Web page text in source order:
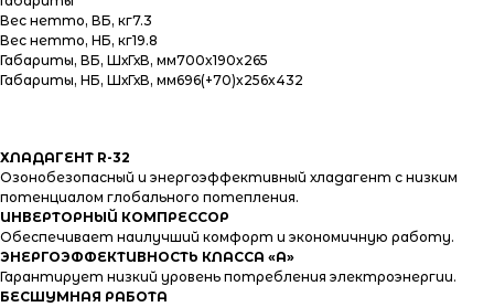
Вес нетто, ВБ, кг7.3
Вес нетто, НБ, кг19.8
Габариты, ВБ, ШхГхВ, мм700x190x265
Габариты, НБ, ШхГхВ, мм696(+70)x256x432
ХЛАДАГЕНТ R-32
Озонобезопасный и энергоэффективный хладагент с низким
потенциалом глобального потепления.
ИНВЕРТОРНЫЙ КОМПРЕССОР
Обеспечивает наилучший комфорт и экономичную работу.
ЭНЕРГОЭФФЕКТИВНОСТЬ КЛАССА «А»
Гарантирует низкий уровень потребления электроэнергии.
БЕСШУМНАЯ РАБОТА